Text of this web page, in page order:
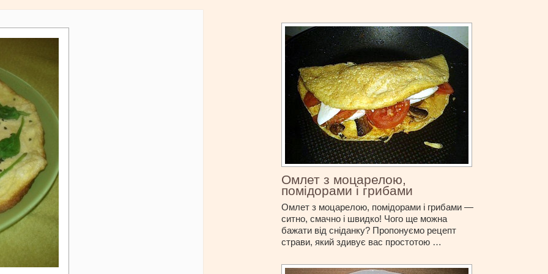
Омлет з моцарелою,
помідорами і грибами
Омлет з моцарелою, помідорами і грибами —
ситно, смачно і швидко! Чого ще можна
бажати від сніданку? Пропонуємо рецепт
страви, який здивує вас простотою …